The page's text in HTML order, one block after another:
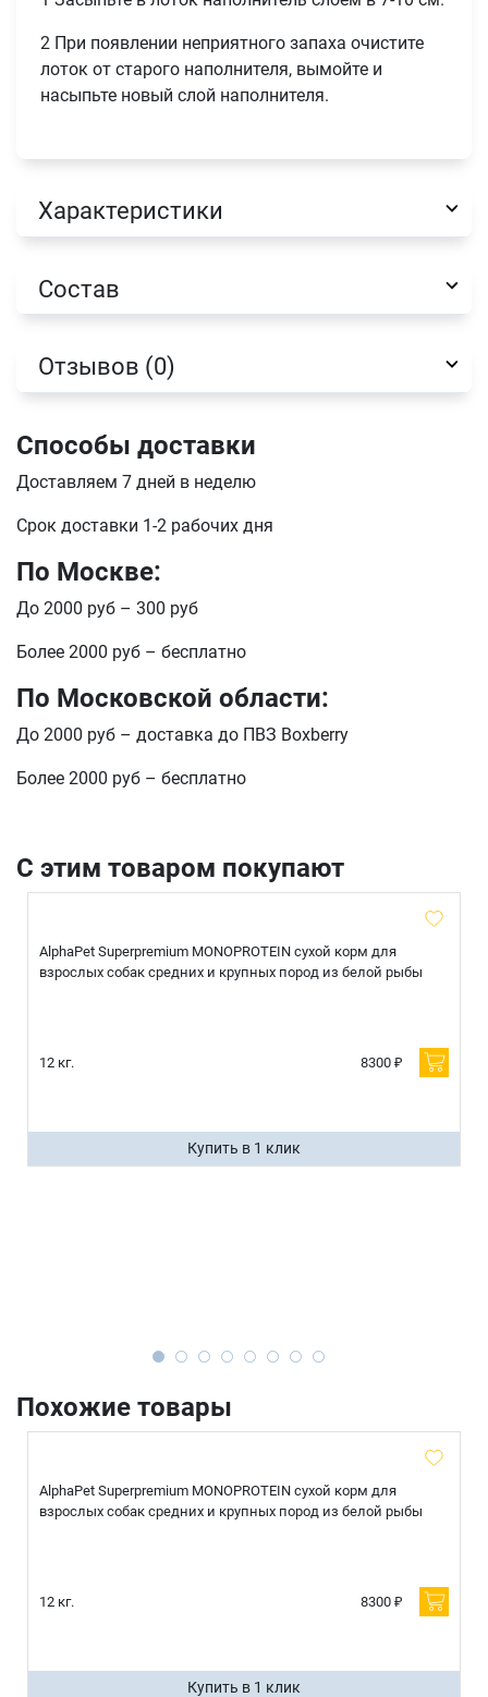
2 При появлении неприятного запаха очистите
лоток от старого наполнителя, вымойте и
насыпьте новый слой наполнителя.
Характеристики
Состав
Отзывов (0)
Способы доставки
Доставляем 7 дней в неделю
Срок доставки 1-2 рабочих дня
По Москве:
До 2000 руб – 300 руб
Более 2000 руб – бесплатно
По Московской области:
До 2000 руб – доставка до ПВЗ Boxberry
Более 2000 руб – бесплатно
С этим товаром покупают
AlphaPet Superpremium MONOPROTEIN сухой корм для
взрослых собак средних и крупных пород из белой рыбы
12 кг. 8300 ₽
Купить в 1 клик
Похожие товары
AlphaPet Superpremium MONOPROTEIN сухой корм для
взрослых собак средних и крупных пород из белой рыбы
12 кг. 8300 ₽
Купить в 1 клик
Оформить заказ
Имя